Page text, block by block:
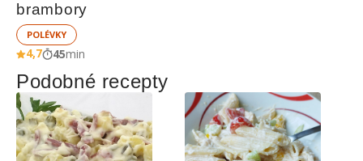
brambory
POLÉVKY
4,7 45min
Podobné recepty